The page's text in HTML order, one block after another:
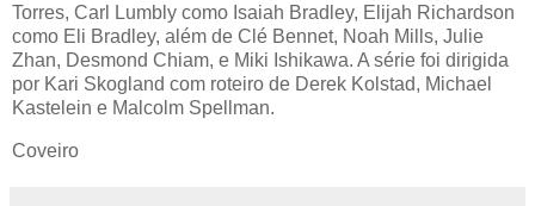
Torres, Carl Lumbly como Isaiah Bradley, Elijah Richardson
como Eli Bradley, além de Clé Bennet, Noah Mills, Julie
Zhan, Desmond Chiam, e Miki Ishikawa. A série foi dirigida
por Kari Skogland com roteiro de Derek Kolstad, Michael
Kastelein e Malcolm Spellman.
Coveiro